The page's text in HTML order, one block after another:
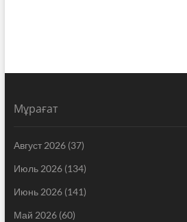
Мұрағат
Август 2026(37)
Июль 2026(134)
Июнь 2026(141)
Май 2026(60)